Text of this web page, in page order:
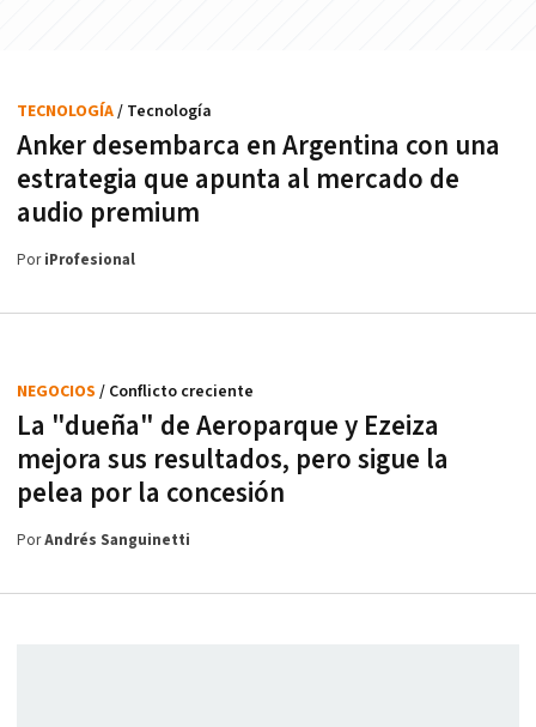
Anker desembarca en Argentina con una
estrategia que apunta al mercado de
audio premium
TECNOLOGÍA/ Tecnología
PoriProfesional
La "dueña" de Aeroparque y Ezeiza
mejora sus resultados, pero sigue la
pelea por la concesión
NEGOCIOS / Conflicto creciente
PorAndrés Sanguinetti